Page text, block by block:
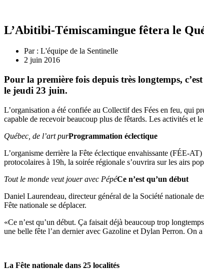
L’Abitibi-Témiscamingue fêtera le
Par : L'équipe de la Sentinelle
2 juin 2016
Pour la première fois depuis très longtemps,
le jeudi 23 juin.
L’organisation a été confiée au Collectif des Fées en feu, qui
capable de recevoir beaucoup plus de fêtards. Les activités et
Québec, de l’art purProgrammation éclectique
L’organisme derrière la Fête éclectique envahissante (FÉE-
protocolaires à 19h, la soirée régionale s’ouvrira sur les airs
Tout le monde veut jouer avec PépéCe n’est qu’un début
Daniel Laurendeau, directeur général de la Société nationale
Fête nationale se déplacer.
«Ce n’est qu’un début. Ça faisait déjà beaucoup trop
une belle fête l’an dernier avec Gazoline et Dylan Perron. On
La Fête nationale dans 25 localités